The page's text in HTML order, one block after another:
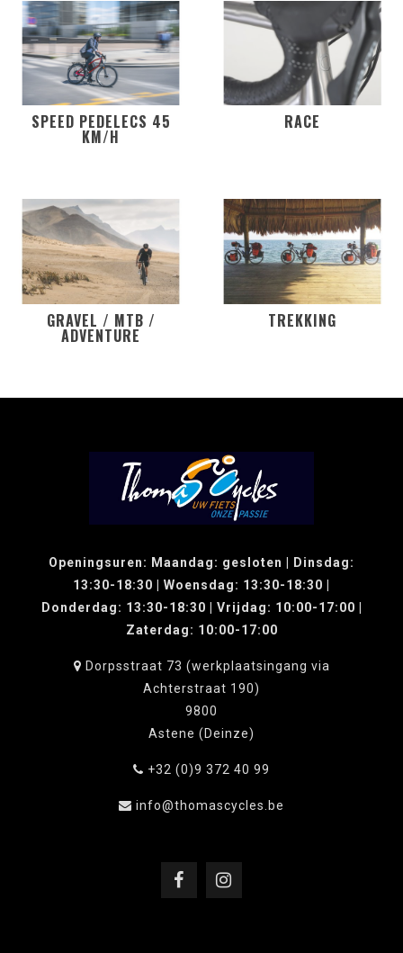
SPEED PEDELECS 45
KM/H
RACE
GRAVEL / MTB /
ADVENTURE
TREKKING
Openingsuren: Maandag: gesloten | Dinsdag:
13:30-18:30 | Woensdag: 13:30-18:30 |
Donderdag: 13:30-18:30 | Vrijdag: 10:00-17:00 |
Zaterdag: 10:00-17:00
Dorpsstraat 73 (werkplaatsingang via
Achterstraat 190)
9800
Astene (Deinze)
+32 (0)9 372 40 99
info@thomascycles.be